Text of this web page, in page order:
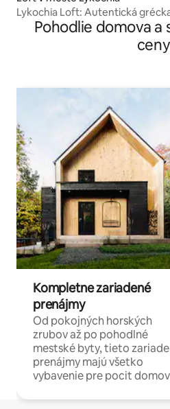
Lykochia Loft: Autentická
Pohodlie domova a
ceny
Kompletne zariadené
prenájmy
Od pokojných horských
zrubov až po pohodlné
mestské byty, tieto
prenájmy majú všetko
vybavenie pre pocit